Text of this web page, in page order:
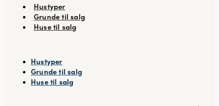
Hustyper
Grunde til salg
Huse til salg
Hustyper
Grunde til salg
Huse til salg